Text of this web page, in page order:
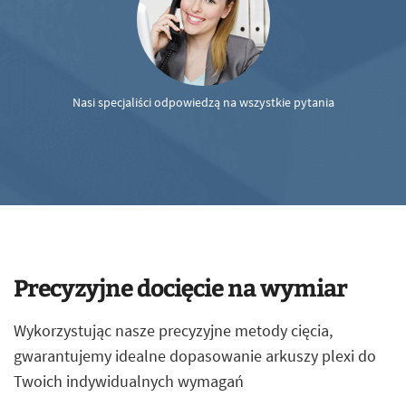
Nasi specjaliści odpowiedzą na wszystkie pytania
Precyzyjne docięcie na wymiar
Wykorzystując nasze precyzyjne metody cięcia,
gwarantujemy idealne dopasowanie arkuszy plexi do
Twoich indywidualnych wymagań